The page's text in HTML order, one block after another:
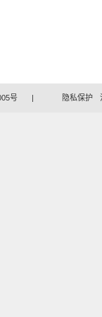
号 | 隐私保护